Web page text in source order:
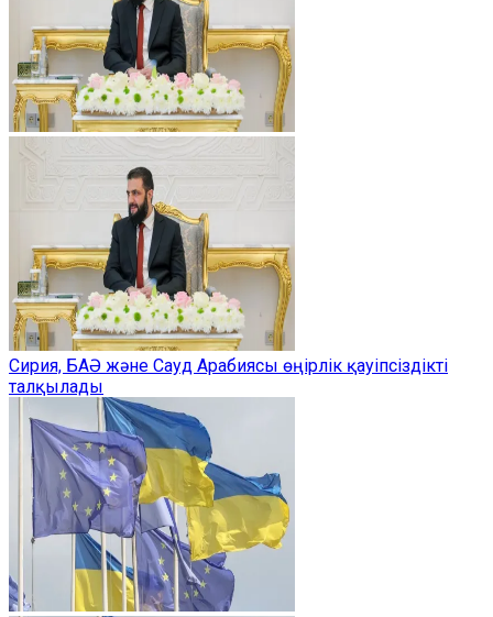
Сирия, БАӘ және Сауд Арабиясы өңірлік қауіпсіздікті
талқылады